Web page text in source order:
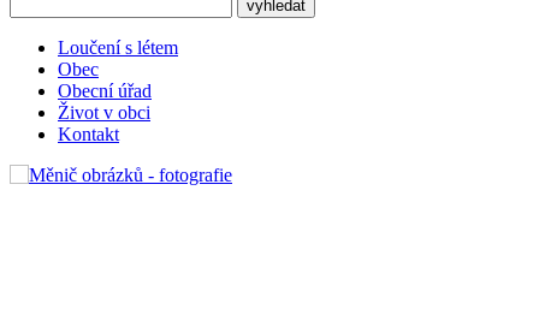
Loučení s létem
Obec
Obecní úřad
Život v obci
Kontakt